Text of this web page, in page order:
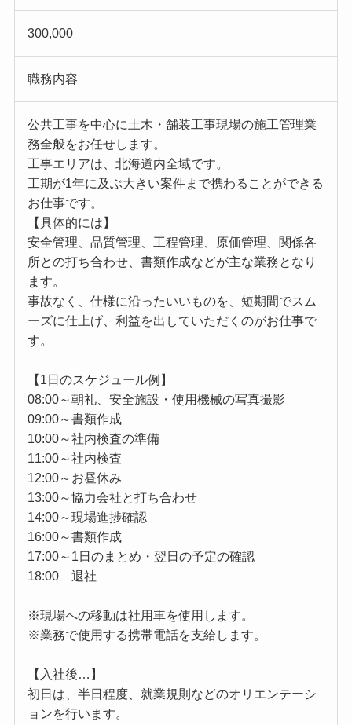
300,000
職務内容
公共工事を中心に土木・舗装工事現場の施工管理業
務全般をお任せします。
工事エリアは、北海道内全域です。
工期が1年に及ぶ大きい案件まで携わることができる
お仕事です。
【具体的には】
安全管理、品質管理、工程管理、原価管理、関係各
所との打ち合わせ、書類作成などが主な業務となり
ます。
事故なく、仕様に沿ったいいものを、短期間でスム
ーズに仕上げ、利益を出していただくのがお仕事で
す。
【1日のスケジュール例】
08:00～朝礼、安全施設・使用機械の写真撮影
09:00～書類作成
10:00～社内検査の準備
11:00～社内検査
12:00～お昼休み
13:00～協力会社と打ち合わせ
14:00～現場進捗確認
16:00～書類作成
17:00～1日のまとめ・翌日の予定の確認
18:00 退社
※現場への移動は社用車を使用します。
※業務で使用する携帯電話を支給します。
【入社後…】
初日は、半日程度、就業規則などのオリエンテーシ
ョンを行います。